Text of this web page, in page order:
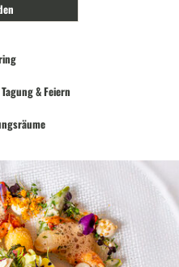
& Feiern